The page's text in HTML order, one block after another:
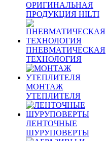
ОРИГИНАЛЬНАЯ
ПРОДУКЦИЯ HILTI
ПНЕВМАТИЧЕСКАЯ
ТЕХНОЛОГИЯ
МОНТАЖ
УТЕПЛИТЕЛЯ
ЛЕНТОЧНЫЕ
ШУРУПОВЕРТЫ